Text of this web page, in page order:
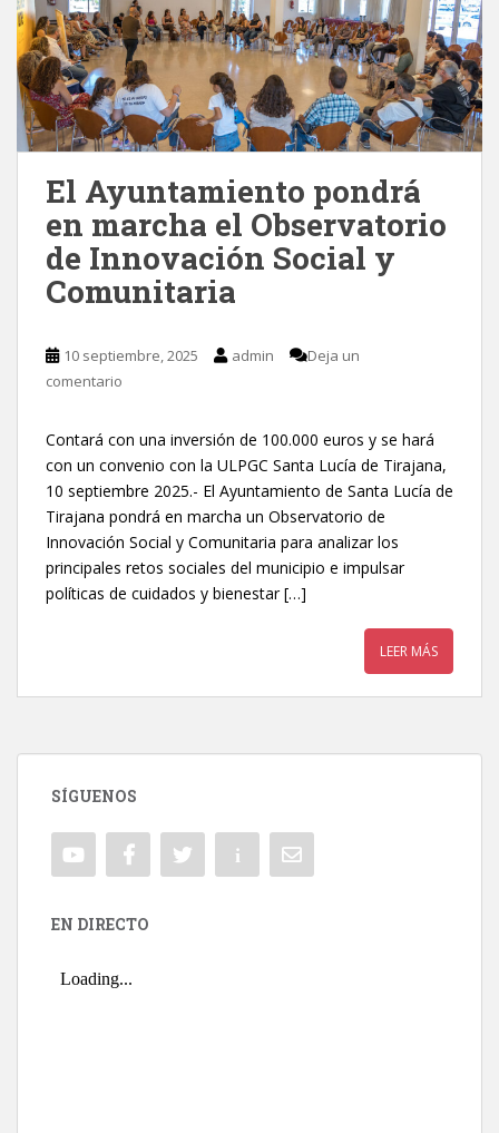
El Ayuntamiento pondrá
en marcha el Observatorio
de Innovación Social y
Comunitaria
10 septiembre, 2025 admin
Deja un
comentario
Contará con una inversión de 100.000 euros y se hará
con un convenio con la ULPGC Santa Lucía de Tirajana,
10 septiembre 2025.- El Ayuntamiento de Santa Lucía de
Tirajana pondrá en marcha un Observatorio de
Innovación Social y Comunitaria para analizar los
principales retos sociales del municipio e impulsar
políticas de cuidados y bienestar […]
LEER MÁS
SÍGUENOS
EN DIRECTO